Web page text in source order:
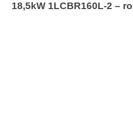
18,5kW 1LCBR160L-2 –